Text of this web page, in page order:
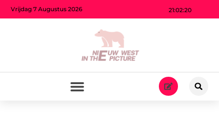
21:02:21
Vrijdag 7 Augustus 2026